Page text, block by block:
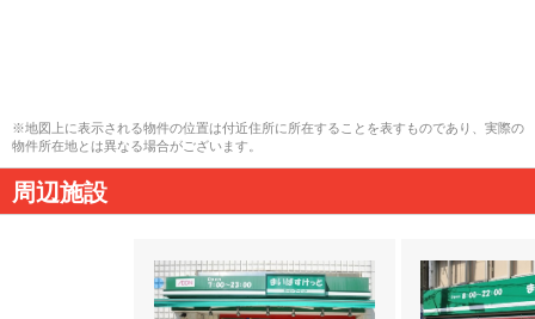
※地図上に表示される物件の位置は付近住所に所在することを表すものであり、実際の
物件所在地とは異なる場合がございます。
周辺施設